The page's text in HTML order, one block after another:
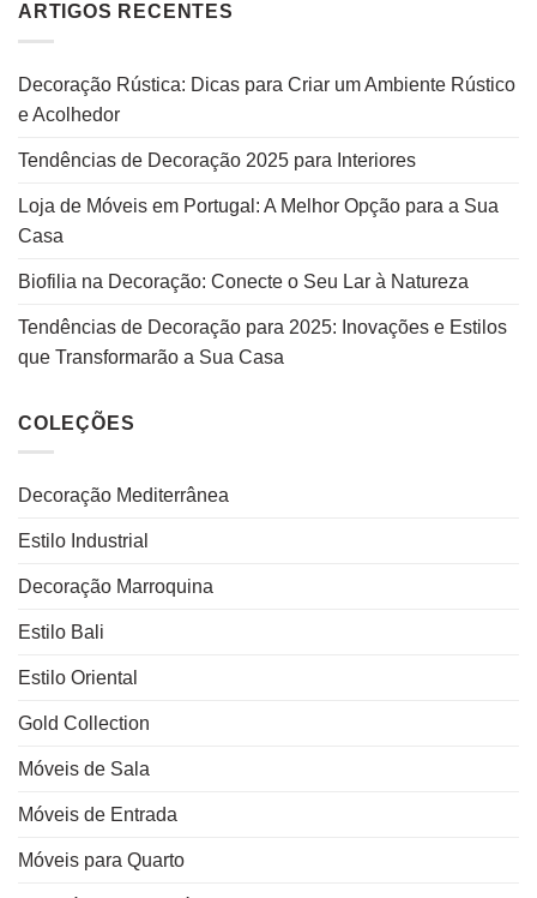
ARTIGOS RECENTES
Decoração Rústica: Dicas para Criar um Ambiente Rústico
e Acolhedor
Tendências de Decoração 2025 para Interiores
Loja de Móveis em Portugal: A Melhor Opção para a Sua
Casa
Biofilia na Decoração: Conecte o Seu Lar à Natureza
Tendências de Decoração para 2025: Inovações e Estilos
que Transformarão a Sua Casa
COLEÇÕES
Decoração Mediterrânea
Estilo Industrial
Decoração Marroquina
Estilo Bali
Estilo Oriental
Gold Collection
Móveis de Sala
Móveis de Entrada
Móveis para Quarto